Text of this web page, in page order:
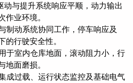
动与提升系统响应平顺，动力输出
作业环境。
制动系统协同工作，停车响应及
的行驶安全性。
于室内仓库地面，滚动阻力小，行
地面磨损。
成过载、运行状态监控及基础电气